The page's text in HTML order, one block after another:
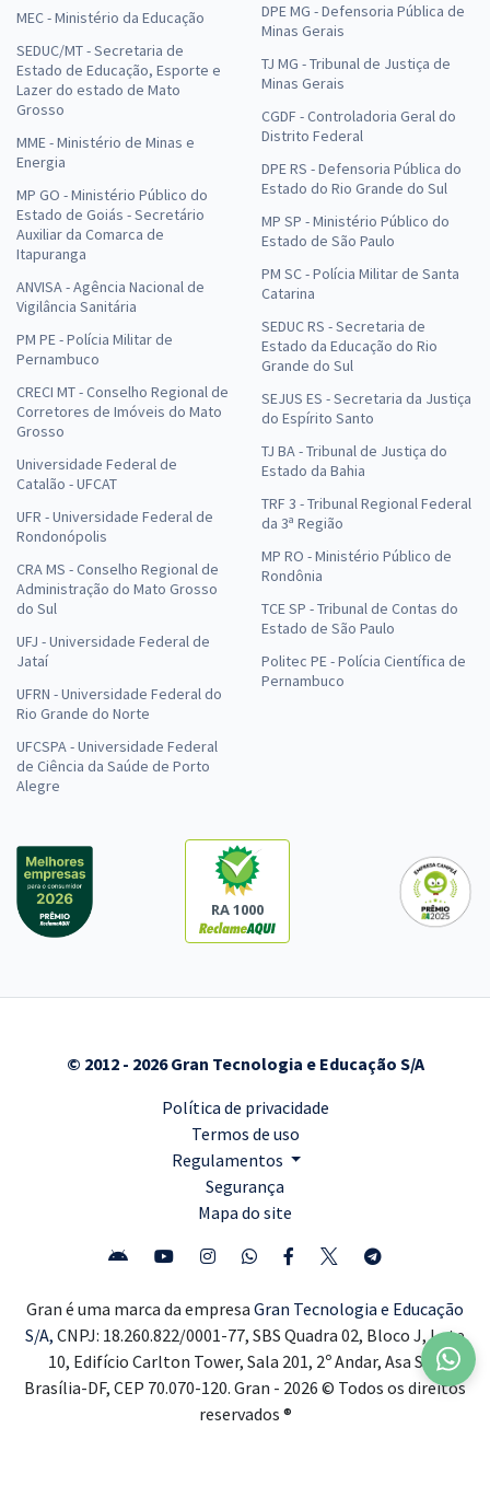
MEC - Ministério da Educação
SEDUC/MT - Secretaria de
Estado de Educação, Esporte e
Lazer do estado de Mato
Grosso
MME - Ministério de Minas e
Energia
MP GO - Ministério Público do
Estado de Goiás - Secretário
Auxiliar da Comarca de
Itapuranga
ANVISA - Agência Nacional de
Vigilância Sanitária
PM PE - Polícia Militar de
Pernambuco
CRECI MT - Conselho Regional de
Corretores de Imóveis do Mato
Grosso
Universidade Federal de
Catalão - UFCAT
UFR - Universidade Federal de
Rondonópolis
CRA MS - Conselho Regional de
Administração do Mato Grosso
do Sul
UFJ - Universidade Federal de
Jataí
UFRN - Universidade Federal do
Rio Grande do Norte
UFCSPA - Universidade Federal
de Ciência da Saúde de Porto
Alegre
DPE MG - Defensoria Pública de
Minas Gerais
TJ MG - Tribunal de Justiça de
Minas Gerais
CGDF - Controladoria Geral do
Distrito Federal
DPE RS - Defensoria Pública do
Estado do Rio Grande do Sul
MP SP - Ministério Público do
Estado de São Paulo
PM SC - Polícia Militar de Santa
Catarina
SEDUC RS - Secretaria de
Estado da Educação do Rio
Grande do Sul
SEJUS ES - Secretaria da Justiça
do Espírito Santo
TJ BA - Tribunal de Justiça do
Estado da Bahia
TRF 3 - Tribunal Regional Federal
da 3ª Região
MP RO - Ministério Público de
Rondônia
TCE SP - Tribunal de Contas do
Estado de São Paulo
Politec PE - Polícia Científica de
Pernambuco
RA 1000
© 2012 - 2026 Gran Tecnologia e Educação S/A
Política de privacidade
Termos de uso
Regulamentos
Segurança
Mapa do site
Gran é uma marca da empresa Gran Tecnologia e Educação
S/A, CNPJ: 18.260.822/0001-77, SBS Quadra 02, Bloco J, Lote
10, Edifício Carlton Tower, Sala 201, 2º Andar, Asa Sul,
Brasília-DF, CEP 70.070-120. Gran - 2026 © Todos os direitos
reservados ®